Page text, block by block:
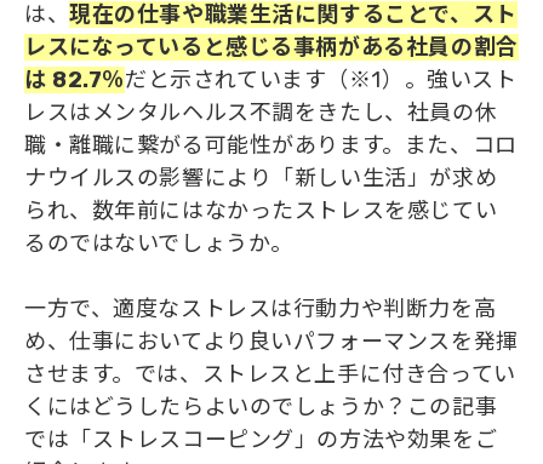
は、現在の仕事や職業生活に関することで、スト
レスになっていると感じる事柄がある社員の割合
は 82.7％だと示されています（※1）。強いスト
レスはメンタルヘルス不調をきたし、社員の休
職・離職に繋がる可能性があります。また、コロ
ナウイルスの影響により「新しい生活」が求め
られ、数年前にはなかったストレスを感じてい
るのではないでしょうか。
一方で、適度なストレスは行動力や判断力を高
め、仕事においてより良いパフォーマンスを発揮
させます。では、ストレスと上手に付き合ってい
くにはどうしたらよいのでしょうか？この記事
では「ストレスコーピング」の方法や効果をご